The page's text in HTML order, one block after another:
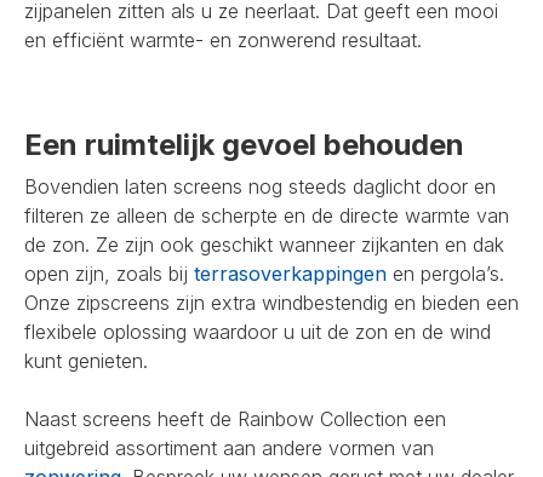
zijpanelen zitten als u ze neerlaat. Dat geeft een mooi
en efficiënt warmte- en zonwerend resultaat.
Een ruimtelijk gevoel behouden
Bovendien laten screens nog steeds daglicht door en
filteren ze alleen de scherpte en de directe warmte van
de zon. Ze zijn ook geschikt wanneer zijkanten en dak
open zijn, zoals bij terrasoverkappingen en pergola’s.
Onze zipscreens zijn extra windbestendig en bieden een
flexibele oplossing waardoor u uit de zon en de wind
kunt genieten.
Naast screens heeft de Rainbow Collection een
uitgebreid assortiment aan andere vormen van